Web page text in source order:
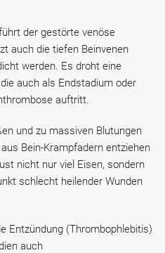
der gestörte venöse
auch die tiefen Beinvenen
werden. Es droht eine
auch als Endstadium oder
auftritt.
und zu massiven Blutungen
Bein-Krampfadern entziehen
nicht nur viel Eisen, sondern
schlecht heilender Wunden
Entzündung (Thrombophlebitis)
auch